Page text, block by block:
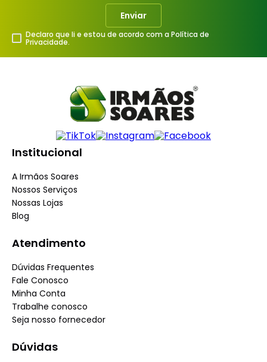
Enviar
Declaro que li e estou de acordo com a Política de
Privacidade.
Institucional
A Irmãos Soares
Nossos Serviços
Nossas Lojas
Blog
Atendimento
Dúvidas Frequentes
Fale Conosco
Minha Conta
Trabalhe conosco
Seja nosso fornecedor
Dúvidas